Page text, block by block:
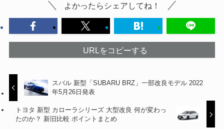
よかったらシェアしてね！
URLをコピーする
スバル 新型「SUBARU BRZ」一部改良モデル 2022
年5月26日発表
トヨタ 新型 カローラシリーズ 大型改良 何が変わっ
たのか？ 新旧比較 ポイントまとめ